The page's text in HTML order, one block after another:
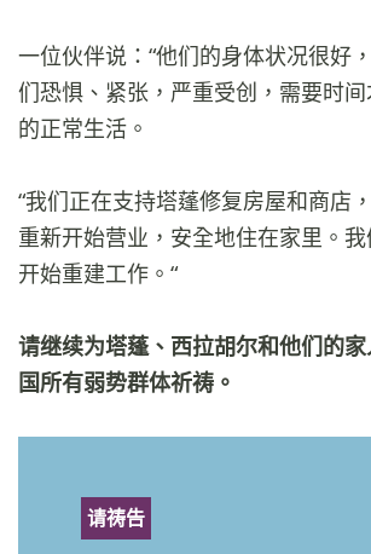
一位伙伴说：“他们的身体状况很好
们恐惧、紧张，严重受创，需要时
的正常生活。
“我们正在支持塔蓬修复房屋和商店
重新开始营业，安全地住在家里。
开始重建工作。“
请继续为塔蓬、西拉胡尔和他们的
国所有弱势群体祈祷。
请祷告